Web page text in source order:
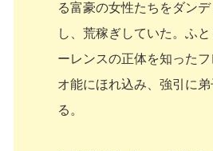
る富豪の女性たちをダン
し、荒稼ぎしていた。ふ
ーレンスの正体を知った
オ能にほれ込み、強引に
る。